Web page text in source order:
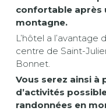
confortable après
montagne.
L’hôtel a l’avantage
centre de Saint-
Bonnet.
Vous serez ainsi
d’activités
randonnées en